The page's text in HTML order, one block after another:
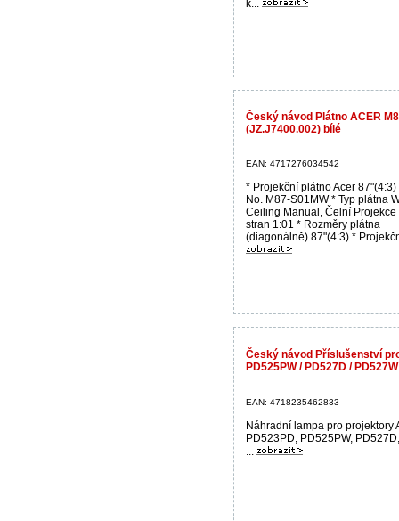
k...
Český návod Plátno ACER
(JZ.J7400.002) bílé
EAN: 4717276034542
* Projekční plátno Acer
No. M87-S01MW * Typ plátna
Ceiling Manual, Čelní Projekce
stran 1:01 * Rozměry plátna
(diagonálně) 87"(4:3) *
Český návod Příslušenství
PD525PW / PD527D /
EAN: 4718235462833
Náhradní lampa pro projektory
PD523PD, PD525PW,
...